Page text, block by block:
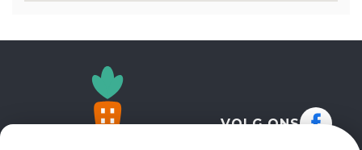
VOLG ONS